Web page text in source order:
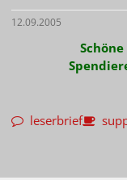
12.09.2005
leserbrief